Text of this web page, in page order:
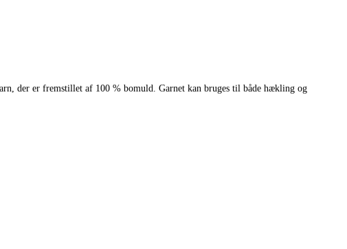
der er fremstillet af 100 % bomuld. Garnet kan bruges til både hækling og